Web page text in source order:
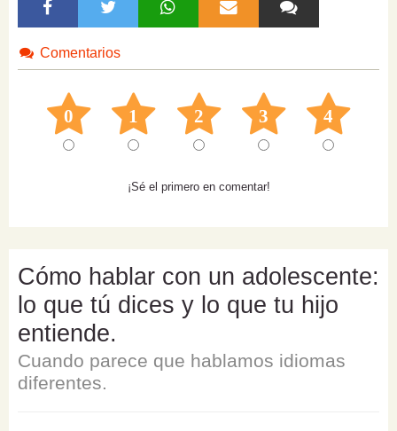
Comentarios
0 1 2 3 4
¡Sé el primero en comentar!
Cómo hablar con un adolescente:
lo que tú dices y lo que tu hijo
entiende.
Cuando parece que hablamos idiomas
diferentes.